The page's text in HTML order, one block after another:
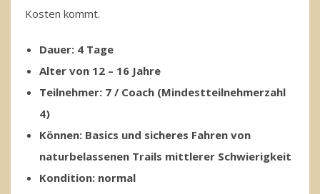
Kosten kommt.
Dauer: 4 Tage
Alter von 12 – 16 Jahre
Teilnehmer: 7 / Coach (Mindestteilnehmerzahl
4)
Können: Basics und sicheres Fahren von
naturbelassenen Trails mittlerer Schwierigkeit
Kondition: normal